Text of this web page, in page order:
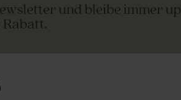
und bleibe immer up
Rabatt.